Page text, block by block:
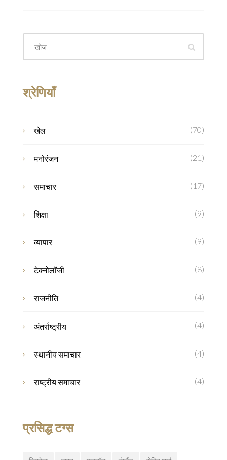
श्रेणियाँ
खेल (70)
मनोरंजन (21)
समाचार (17)
शिक्षा (9)
व्यापार (9)
टेक्नोलॉजी (8)
राजनीति (4)
अंतर्राष्ट्रीय (4)
स्थानीय समाचार (4)
राष्ट्रीय समाचार (4)
प्रसिद्ध टग्स